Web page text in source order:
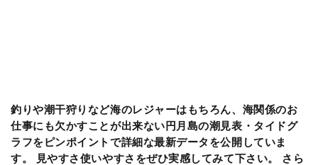
釣りや潮干狩りなど海のレジャーはもちろん、海関係のお
仕事にも欠かすことが出来ない円月島の潮見表・タイドグ
ラフをピンポイントで詳細な最新データを公開していま
す。 見やすさ使いやすさをぜひ実感してみて下さい。 さら